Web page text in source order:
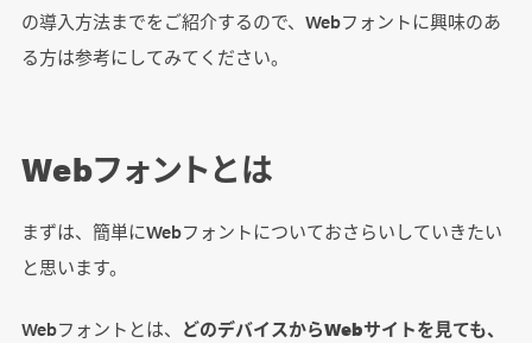
の導入方法までをご紹介するので、Webフォントに興味のあ
る方は参考にしてみてください。
Webフォントとは
まずは、簡単にWebフォントについておさらいしていきたい
と思います。
Webフォントとは、 どのデバイスからWebサイトを見ても、